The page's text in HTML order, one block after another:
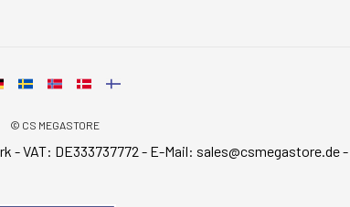
© CS MEGASTORE
- VAT: DE333737772 - E-Mail: sales@csmegastore.de-